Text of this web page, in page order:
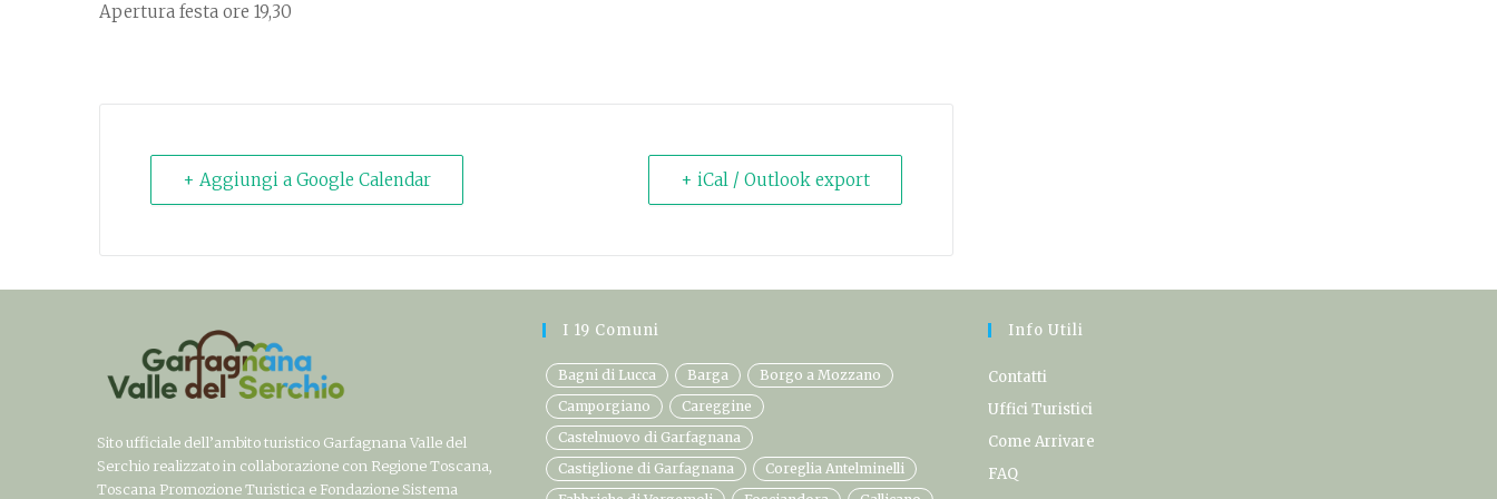
Apertura festa ore 19,30
+ Aggiungi a Google Calendar + iCal / Outlook export
Sito ufficiale dell’ambito turistico Garfagnana Valle del
Serchio realizzato in collaborazione con Regione Toscana,
Toscana Promozione Turistica e Fondazione Sistema
I 19 Comuni
Bagni di Lucca Barga
Borgo a Mozzano
Camporgiano
Careggine
Castelnuovo di Garfagnana
Castiglione di Garfagnana
Coreglia Antelminelli
Info Utili
Contatti
Uffici Turistici
Come Arrivare
FAQ